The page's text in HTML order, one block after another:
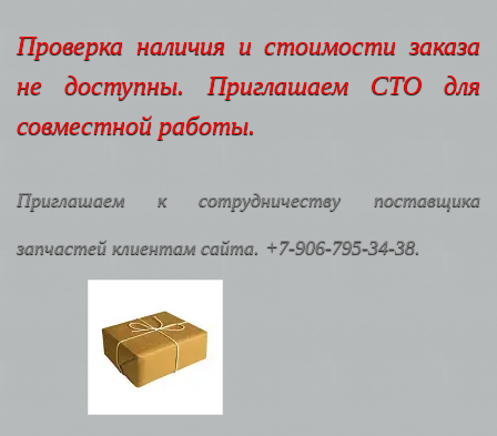
Проверка наличия и стоимости заказа
не доступны. Приглашаем СТО для
совместной работы.
Приглашаем к сотрудничеству поставщика
запчастей клиентам сайта. +7-906-795-34-38.